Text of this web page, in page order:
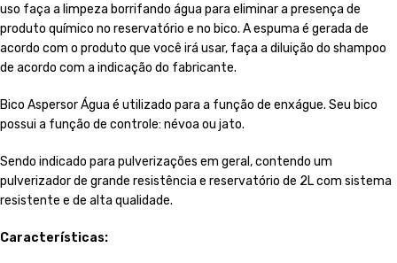
uso faça a limpeza borrifando água para eliminar a presença de
produto químico no reservatório e no bico. A espuma é gerada de
acordo com o produto que você irá usar, faça a diluição do shampoo
de acordo com a indicação do fabricante.
Bico Aspersor Água é utilizado para a função de enxágue. Seu bico
possui a função de controle: névoa ou jato.
Sendo indicado para pulverizações em geral, contendo um
pulverizador de grande resistência e reservatório de 2L com sistema
resistente e de alta qualidade.
Características: